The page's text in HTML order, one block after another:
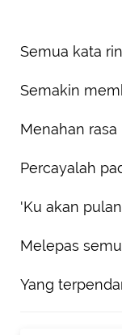
Semua kata
Semakin
Menahan
Percayalah
'Ku akan
Melepas
Yang